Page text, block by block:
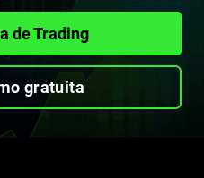
de Trading
gratuita